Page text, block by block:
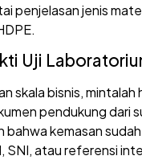
penjelasan jenis
Uji
skala bisnis, mintalah
pendukung dari
bahwa kemasan
SNI, atau referensi